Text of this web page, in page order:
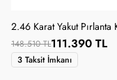
2.46 Karat Yakut Pırlanta
148.510 TL111.390 TL
3 Taksit İmkanı